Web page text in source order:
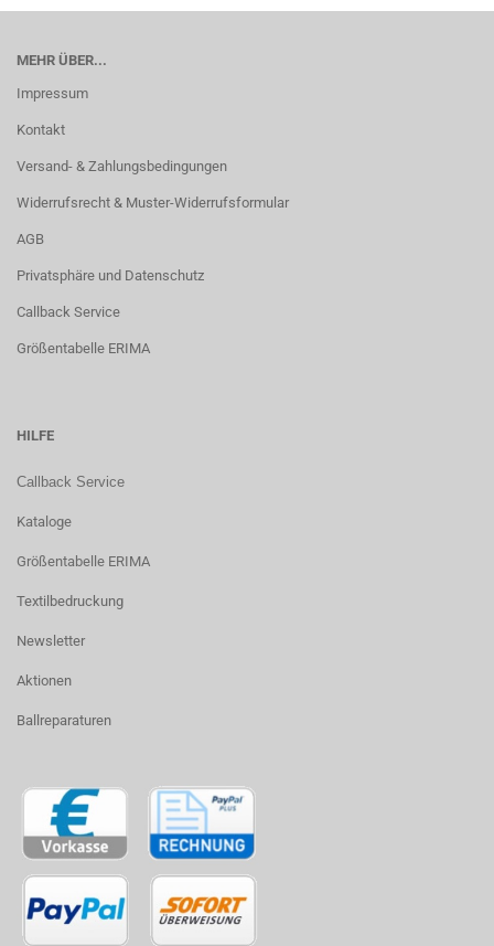
MEHR ÜBER...
Impressum
Kontakt
Versand- & Zahlungsbedingungen
Widerrufsrecht & Muster-Widerrufsformular
AGB
Privatsphäre und Datenschutz
Callback Service
Größentabelle ERIMA
HILFE
Callback Service
Kataloge
Größentabelle ERIMA
Textilbedruckung
Newsletter
Aktionen
Ballreparaturen